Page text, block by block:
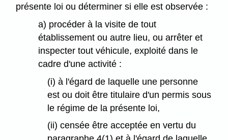
présente loi ou déterminer si elle est observée :
a) procéder à la visite de tout
établissement ou autre lieu, ou arrêter et
inspecter tout véhicule, exploité dans le
cadre d'une activité :
(i) à l'égard de laquelle une personne
est ou doit être titulaire d'un permis sous
le régime de la présente loi,
(ii) censée être acceptée en vertu du